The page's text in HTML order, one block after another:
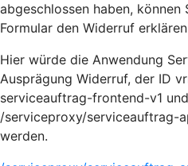
abgeschlossen haben,
Formular den Widerruf
Hier würde die Anwendung
Ausprägung Widerruf, der ID
serviceauftrag-frontend-v1
/serviceproxy/serviceauftrag-
werden.